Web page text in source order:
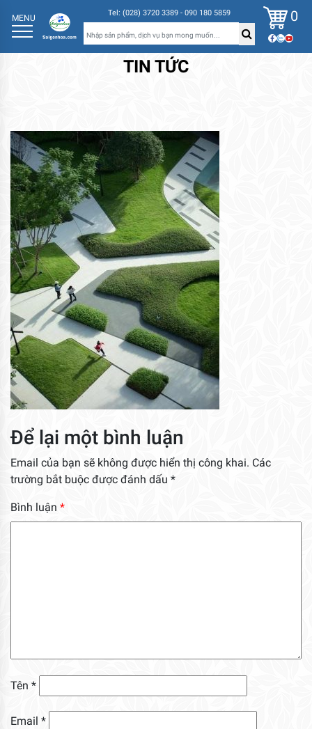
MENU Tel: (028) 3720 3389 - 090 180 5859 0
TIN TỨC
Để lại một bình luận
Email của bạn sẽ không được hiển thị công khai. Các
trường bắt buộc được đánh dấu *
Bình luận *
Tên *
Email *